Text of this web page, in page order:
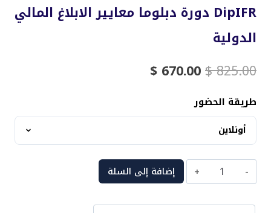
DipIFR دورة دبلوما معايير الابلاغ المالي
الدولية
$825.00 السعر
هو:
$ 825.00.
$ 670.00
$ 670.00. طريقة الحضور
كمية
DipIFR
دورة
إضافة إلى السلة